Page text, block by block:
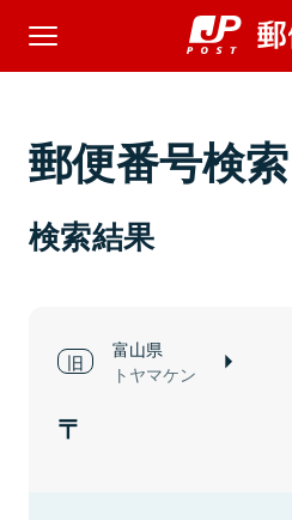
郵便番号検索
検索結果
富山県
トヤマケン